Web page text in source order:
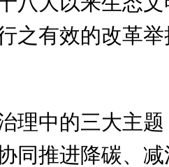
之有效的改革
理中的三大主
同推进降碳、